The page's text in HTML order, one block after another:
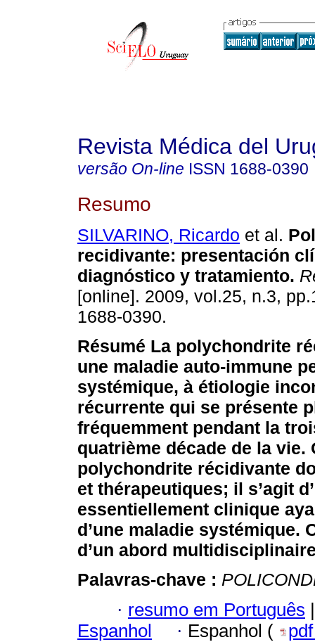
Revista Médica del
versão On-line ISSN 1688-0390
Resumo
SILVARINO, Ricardo et al.
recidivante: presentación
diagnóstico y tratamiento.
[online]. 2009, vol.25, n.3,
1688-0390.
Résumé La polychondrite
une maladie auto-immune
systémique, à étiologie
récurrente qui se présente
fréquemment pendant la
quatrième décade de la
polychondrite récidivante
et thérapeutiques; il s’agit
essentiellement clinique
d’une maladie systémique.
d’un abord
Palavras-chave :
· resumo em Português |
Espanhol
· Espanhol (